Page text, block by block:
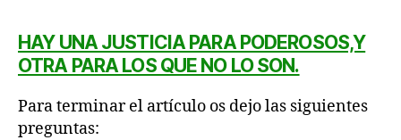
HAY UNA JUSTICIA PARA PODEROSOS,Y
OTRA PARA LOS QUE NO LO SON.
Para terminar el artículo os dejo las siguientes
preguntas: